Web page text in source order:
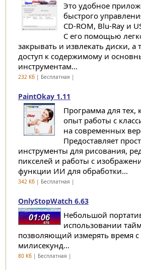
Это удобное
быстрого
CD-ROM, Blu-Ray и
С его помощью
закрывать и извлекать диски, а
доступ к содержимому и
инструментам...
232 Кб| Бесплатная |
PaintOkay 1.11
Программа для тех,
опыт работы с
на современных
Предоставляет
инструменты для рисования,
пикселей и работы с
функции ИИ для обработки...
342 Кб| Бесплатная |
OnlyStopWatch 6.63
Небольшой
использовании
позволяющий измерять время с
милисекунд...
80 Кб| Бесплатная |